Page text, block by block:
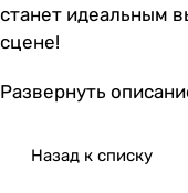
станет идеальным
сцене!
Развернуть
Назад к списку